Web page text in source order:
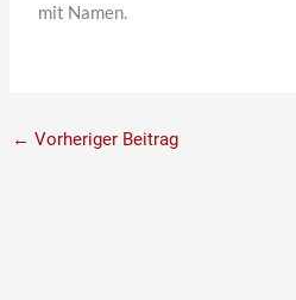
mit Namen.
← Vorheriger Beitrag